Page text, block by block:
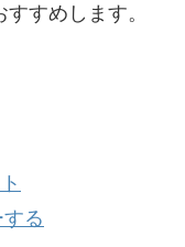
すめします。
る